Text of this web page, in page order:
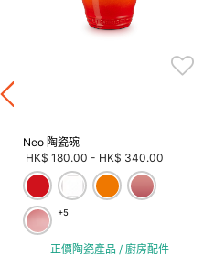
Neo 陶瓷碗
HK$ 180.00 - HK$ 340.00
+5
正價陶瓷產品 / 廚房配件